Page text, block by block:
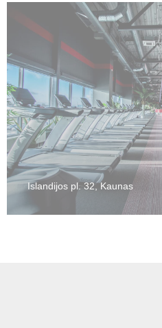
Islandijos pl. 32, Kaunas